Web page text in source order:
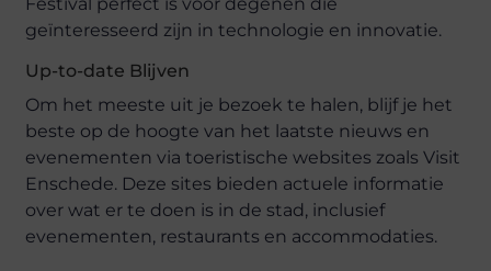
geïnteresseerd zijn in technologie en innovatie.
Up-to-date Blijven
Om het meeste uit je bezoek te halen, blijf je het
beste op de hoogte van het laatste nieuws en
evenementen via toeristische websites zoals Visit
Enschede. Deze sites bieden actuele informatie
over wat er te doen is in de stad, inclusief
evenementen, restaurants en accommodaties.